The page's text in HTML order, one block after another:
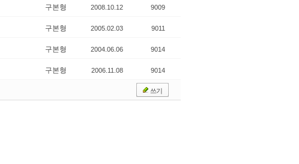
구본형 2008.10.12 9009
구본형 2005.02.03 9011
구본형 2004.06.06 9014
구본형 2006.11.08 9014
쓰기